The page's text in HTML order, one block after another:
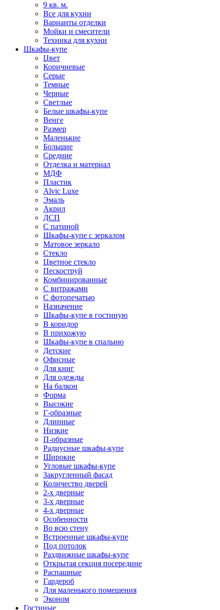
9 кв. м.
Все для кухни
Варианты отделки
Мойки и смесители
Техника для кухни
Шкафы-купе
Цвет
Коричневые
Серые
Темные
Черные
Светлые
Белые шкафы-купе
Венге
Размер
Маленькие
Большие
Средние
Отделка и материал
МДФ
Пластик
Alvic Luxe
Эмаль
Акрил
ДСП
С патиной
Шкафы-купе с зеркалом
Матовое зеркало
Стекло
Цветное стекло
Пескоструй
Комбинированные
С витражами
С фотопечатью
Назначение
Шкафы-купе в гостиную
В коридор
В прихожую
Шкафы-купе в спальню
Детские
Офисные
Для книг
Для одежды
На балкон
Форма
Высокие
Г-образные
Длинные
Низкие
П-образные
Радиусные шкафы-купе
Широкие
Угловые шкафы-купе
Закругленный фасад
Количество дверей
2-х дверные
3-х дверные
4-х дверные
Особенности
Во всю стену
Встроенные шкафы-купе
Под потолок
Раздвижные шкафы-купе
Открытая секция посередине
Распашные
Гардероб
Для маленького помещения
Эконом
Гостиные